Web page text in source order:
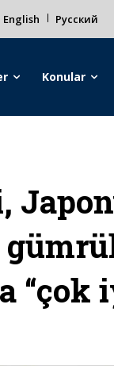
English Русский
Konular
“çok